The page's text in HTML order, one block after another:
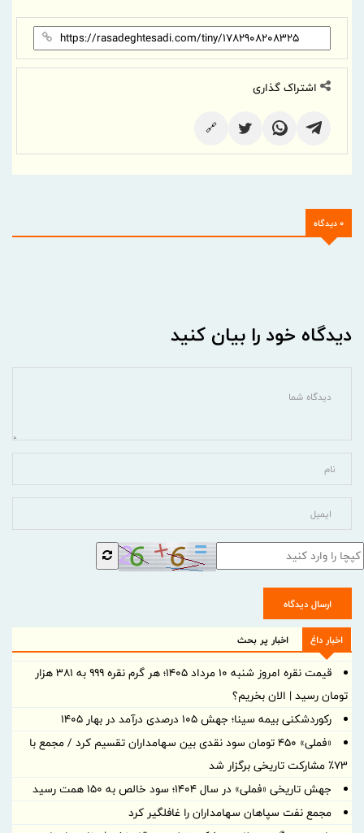
اشتراک گذاری
🔗
0 دیدگاه
دیدگاه خود را بیان کنید
ارسال دیدگاه
اخبار داغ اخبار پر بحث
قیمت نقره امروز شنبه ۱۰ مرداد ۱۴۰۵؛ هر گرم نقره ۹۹۹ به ۳۸۱ هزار
تومان رسید | الان بخریم؟
رکوردشکنی بیمه سینا؛ جهش 105 درصدی درآمد در بهار 1405
«فملی» ۴۵۰ تومان سود نقدی بین سهامداران تقسیم کرد / مجمع با
۷۳٪ مشارکت تاریخی برگزار شد
جهش تاریخی «فملی» در سال ۱۴۰۴؛ سود خالص به ۱۵۰ همت رسید
مجمع نفت سپاهان سهامداران را غافلگیر کرد